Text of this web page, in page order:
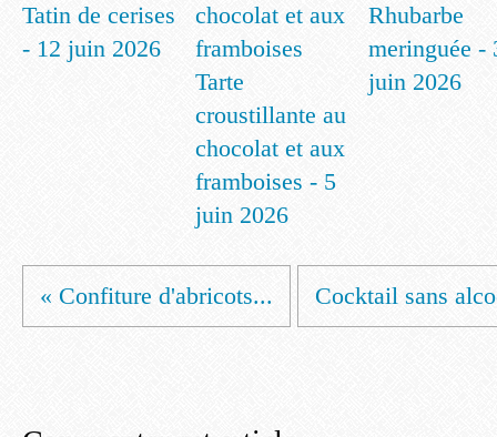
Tatin de cerises
- 12 juin 2026
Tarte
croustillante au
chocolat et aux
framboises - 5
juin 2026
Rhubarbe
meringuée -
juin 2026
« Confiture d'abricots... Cocktail sans